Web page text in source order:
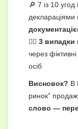
🔎 7 із 10
деклараціями
👷‍♂️ 3 випадки
через
осіб
Висновок? В
ринок”
слово —